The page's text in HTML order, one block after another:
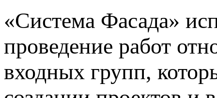
«Система Фасада»
проведение работ
входных групп,